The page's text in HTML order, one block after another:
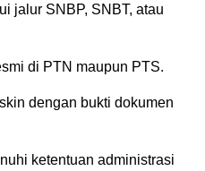
jalur SNBP, SNBT, atau
di PTN maupun PTS.
dengan bukti dokumen
ketentuan administrasi